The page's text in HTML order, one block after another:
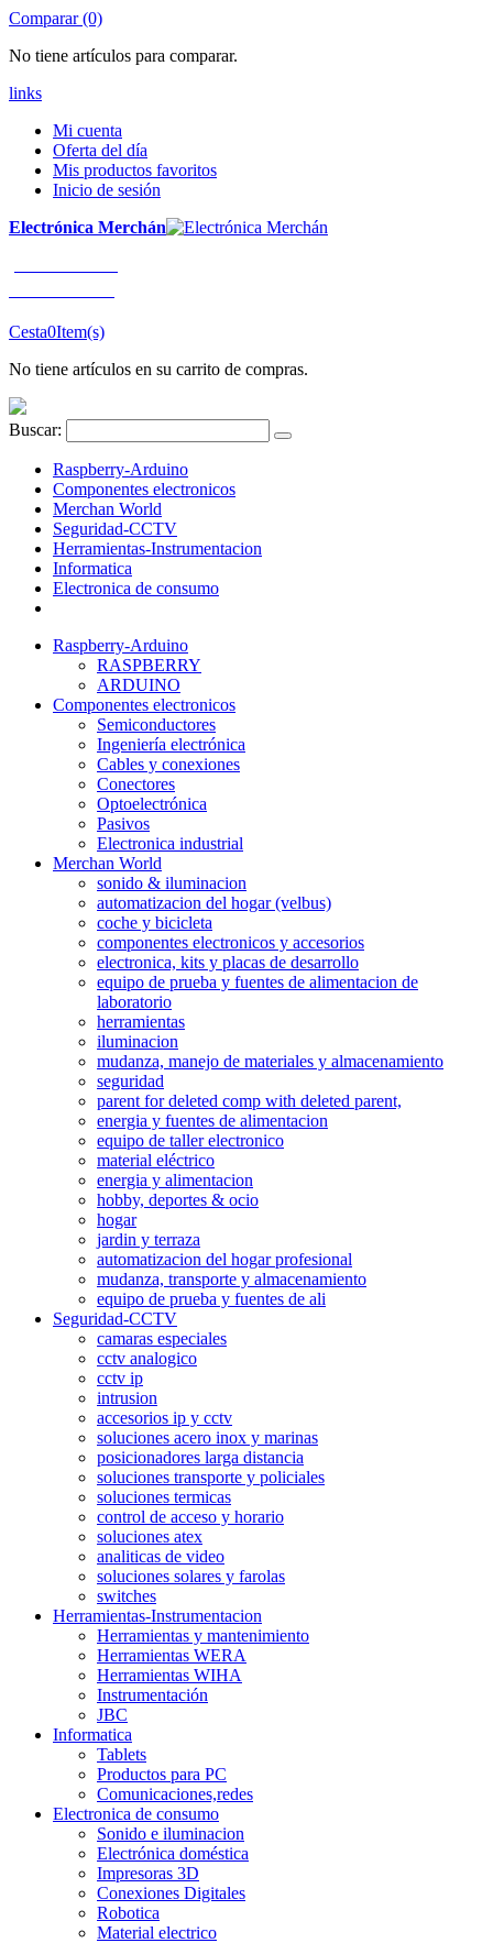
Comparar (0)
No tiene artículos para comparar.
links
Mi cuenta
Oferta del día
Mis productos favoritos
Inicio de sesión
Electrónica Merchán
Cesta0Item(s)
No tiene artículos en su carrito de compras.
Buscar:
Raspberry-Arduino
Componentes electronicos
Merchan World
Seguridad-CCTV
Herramientas-Instrumentacion
Informatica
Electronica de consumo
Raspberry-Arduino
RASPBERRY
ARDUINO
Componentes electronicos
Semiconductores
Ingeniería electrónica
Cables y conexiones
Conectores
Optoelectrónica
Pasivos
Electronica industrial
Merchan World
sonido & iluminacion
automatizacion del hogar (velbus)
coche y bicicleta
componentes electronicos y accesorios
electronica, kits y placas de desarrollo
equipo de prueba y fuentes de alimentacion de
laboratorio
herramientas
iluminacion
mudanza, manejo de materiales y almacenamiento
seguridad
parent for deleted comp with deleted parent,
energia y fuentes de alimentacion
equipo de taller electronico
material eléctrico
energia y alimentacion
hobby, deportes & ocio
hogar
jardin y terraza
automatizacion del hogar profesional
mudanza, transporte y almacenamiento
equipo de prueba y fuentes de ali
Seguridad-CCTV
camaras especiales
cctv analogico
cctv ip
intrusion
accesorios ip y cctv
soluciones acero inox y marinas
posicionadores larga distancia
soluciones transporte y policiales
soluciones termicas
control de acceso y horario
soluciones atex
analiticas de video
soluciones solares y farolas
switches
Herramientas-Instrumentacion
Herramientas y mantenimiento
Herramientas WERA
Herramientas WIHA
Instrumentación
JBC
Informatica
Tablets
Productos para PC
Comunicaciones,redes
Electronica de consumo
Sonido e iluminacion
Electrónica doméstica
Impresoras 3D
Conexiones Digitales
Robotica
Material electrico